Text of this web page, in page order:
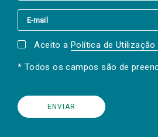
Aceito a Política de Utilização
* Todos os campos são de